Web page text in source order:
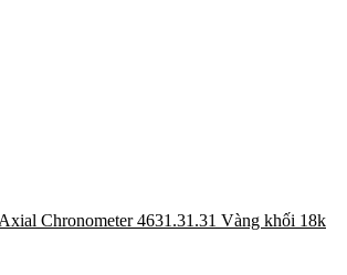
Chronometer 4631.31.31 Vàng khối 18k